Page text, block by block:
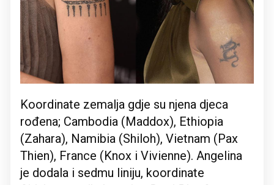
Koordinate zemalja gdje su njena djeca
rođena; Cambodia (Maddox), Ethiopia
(Zahara), Namibia (Shiloh), Vietnam (Pax
Thien), France (Knox i Vivienne). Angelina
je dodala i sedmu liniju, koordinate